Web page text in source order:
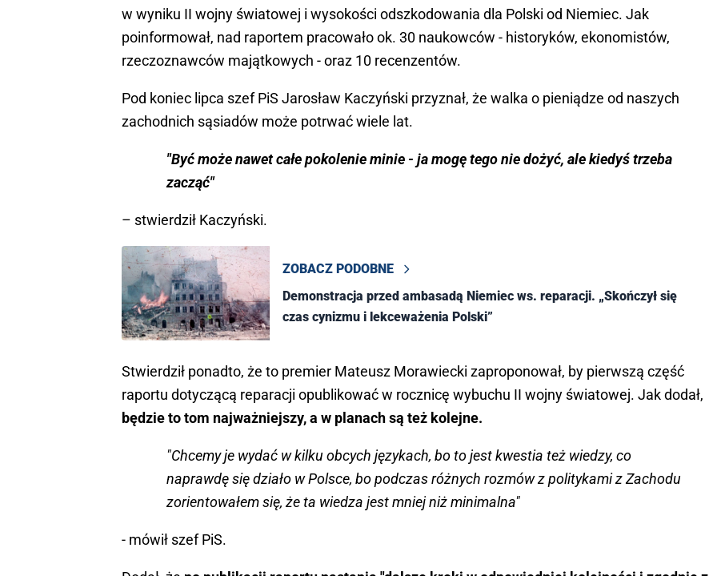
w wyniku II wojny światowej i wysokości odszkodowania dla Polski od Niemiec. Jak
poinformował, nad raportem pracowało ok. 30 naukowców - historyków, ekonomistów,
rzeczoznawców majątkowych - oraz 10 recenzentów.
Pod koniec lipca szef PiS Jarosław Kaczyński przyznał, że walka o pieniądze od naszych
zachodnich sąsiadów może potrwać wiele lat.
"Być może nawet całe pokolenie minie - ja mogę tego nie dożyć, ale kiedyś trzeba
zacząć"
– stwierdził Kaczyński.
ZOBACZ PODOBNE
Demonstracja przed ambasadą Niemiec ws. reparacji. „Skończył się
czas cynizmu i lekceważenia Polski”
Stwierdził ponadto, że to premier Mateusz Morawiecki zaproponował, by pierwszą część
raportu dotyczącą reparacji opublikować w rocznicę wybuchu II wojny światowej. Jak dodał,
będzie to tom najważniejszy, a w planach są też kolejne.
"Chcemy je wydać w kilku obcych językach, bo to jest kwestia też wiedzy, co
naprawdę się działo w Polsce, bo podczas różnych rozmów z politykami z Zachodu
zorientowałem się, że ta wiedza jest mniej niż minimalna"
- mówił szef PiS.